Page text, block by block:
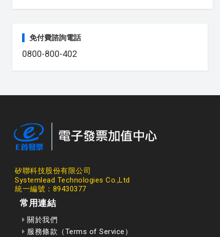
免付費諮詢電話
0800-800-402
矽聯科技股份有限公司
Systemlead Technologies Co.,Ltd
統一編號：89430377
常用連結
關於我們
服務條款（Terms of Service）